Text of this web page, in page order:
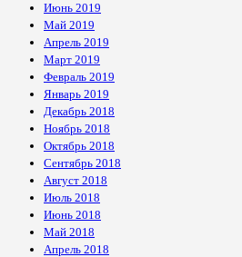
Июнь 2019
Май 2019
Апрель 2019
Март 2019
Февраль 2019
Январь 2019
Декабрь 2018
Ноябрь 2018
Октябрь 2018
Сентябрь 2018
Август 2018
Июль 2018
Июнь 2018
Май 2018
Апрель 2018